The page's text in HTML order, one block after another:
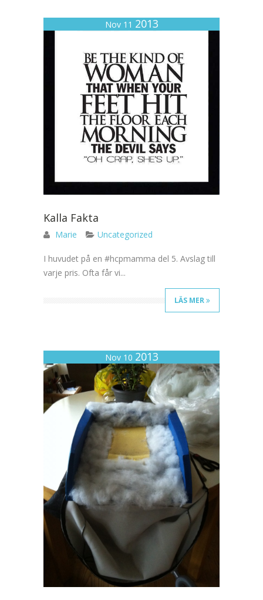
Nov 11 2013
Kalla Fakta
Marie Uncategorized
I huvudet på en #hcpmamma del 5. Avslag till
varje pris. Ofta får vi...
LÄS MER
Nov 10 2013